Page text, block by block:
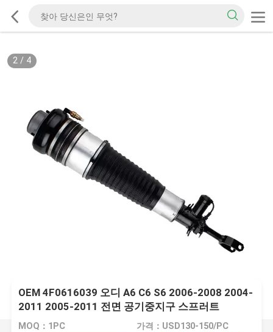
2/ 4
OEM 4F0616039 오디 A6 C6 S6 2006-2008 2004-
2011 2005-2011 전면 공기중지구 스프러트
MOQ：1PC 가격：USD130-150/PC